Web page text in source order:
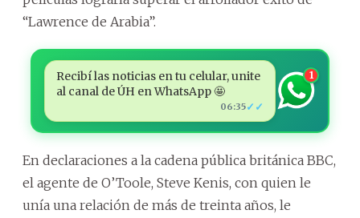
“Lawrence de Arabia”.
Recibí las noticias en tu celular, unite
al canal de ÚH en WhatsApp 🤩
06:35✓✓
1
En declaraciones a la cadena pública británica BBC,
el agente de O’Toole, Steve Kenis, con quien le
unía una relación de más de treinta años, le